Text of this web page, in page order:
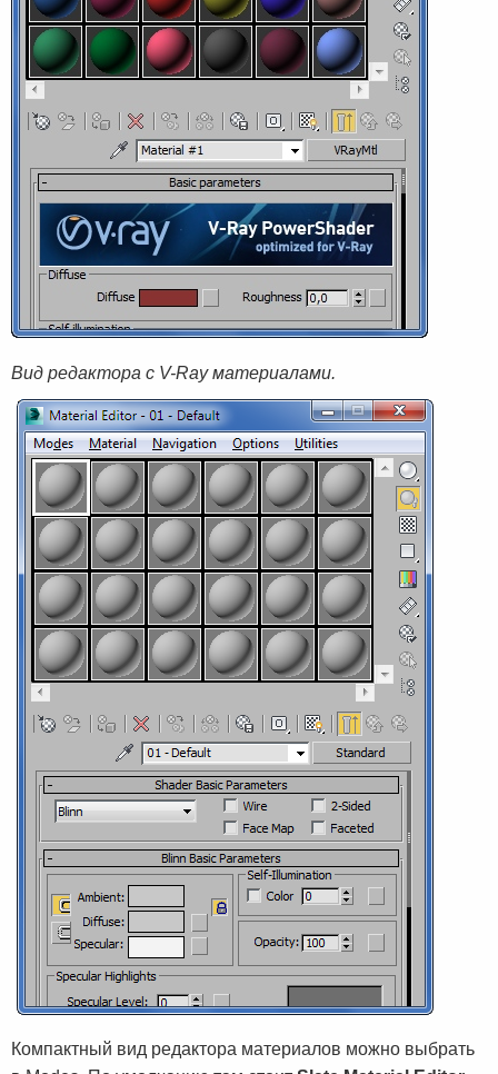
Вид редактора с V-Ray материалами.
Компактный вид редактора материалов можно выбрать